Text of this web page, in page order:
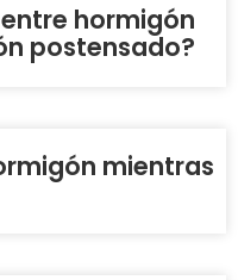
hormigón
postensado?
mientras